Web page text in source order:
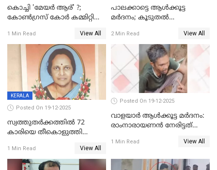
കൊച്ചി 'മേയർ ആര്' ?;
കോണ്‍ഗ്രസ് കോര്‍ കമ്മിറ്റി
1 Min Read View All
പാലക്കാട്ടെ ആള്‍ക്കൂട്ട
മര്‍ദനം; കൂടുതല്‍
അംഗ സംഘമെന്ന് വിവരം
2 Min Read View All
KERALA
Posted On 19-12-2025
സ്വത്തുതര്‍ക്കത്തില്‍ 72
കാരിയെ തീകൊളുത്തി
ക്രൂരകൊലപാതകത്തില്‍
സഹോദരിപുത്രന് ജീവപര്യന്തം
1 Min Read View All
Posted On 19-12-2025
വാളയാർ ആൾക്കൂട്ട മർദനം:
രാംനാരായണൻ നേരിട്ടത്
നാൽപ്പതിലേറെ
റിപ്പോർട്ട്
1 Min Read View All